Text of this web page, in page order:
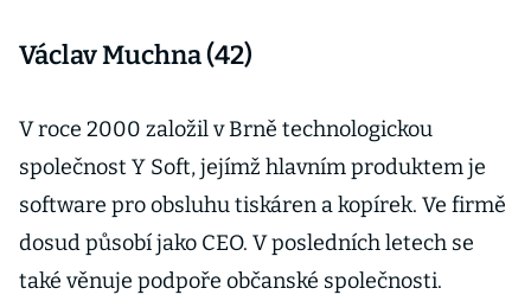
Václav Muchna (42)
V roce 2000 založil v Brně technologickou
společnost Y Soft, jejímž hlavním produktem je
software pro obsluhu tiskáren a kopírek. Ve firmě
dosud působí jako CEO. V posledních letech se
také věnuje podpoře občanské společnosti.